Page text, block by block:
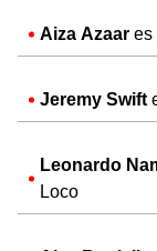
Aiza Azaar es
Jeremy Swift
Leonardo
Loco